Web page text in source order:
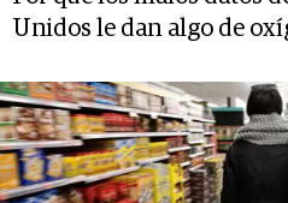
Unidos le dan algo de